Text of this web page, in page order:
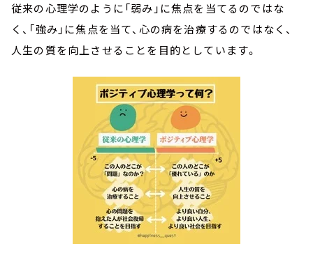
従来の心理学のように「弱み」に焦点を当てるのではな
く、「強み」に焦点を当て、心の病を治療するのではなく、
人生の質を向上させることを目的としています。